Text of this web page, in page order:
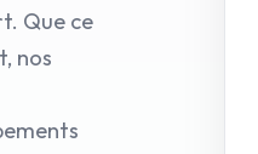
Que ce
nos